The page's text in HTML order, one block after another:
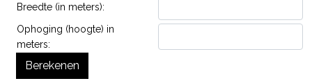
Breedte (in meters):
Ophoging (hoogte) in
meters:
Berekenen